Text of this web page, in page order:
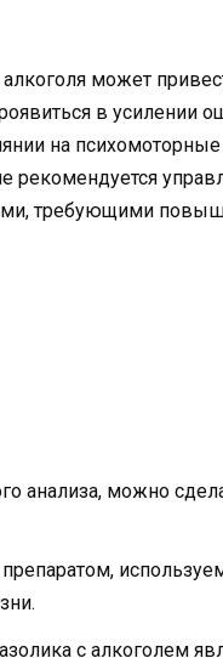
может
в усилении
на
рекомендуется
требующими
анализа, можно
с алкоголем